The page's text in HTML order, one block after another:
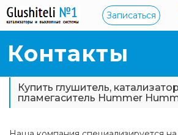
Записаться
Контакты
Купить глушитель,
пламегаситель Hummer